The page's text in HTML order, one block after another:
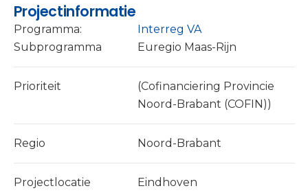
Projectinformatie
Programma:
Interreg VA
Subprogramma
Euregio Maas-Rijn
Prioriteit
(Cofinanciering Provincie
Noord-Brabant (COFIN))
Regio Noord-Brabant
Projectlocatie Eindhoven